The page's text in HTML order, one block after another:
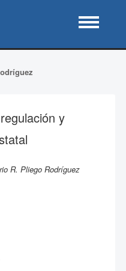
y
R. Pliego Rodríguez